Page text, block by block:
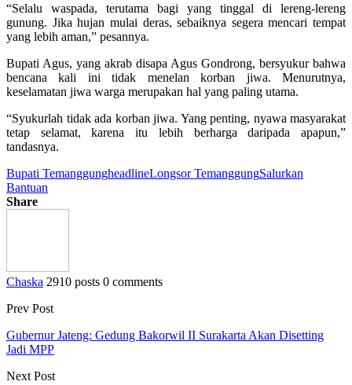
“Selalu waspada, terutama bagi yang tinggal di lereng-lereng
gunung. Jika hujan mulai deras, sebaiknya segera mencari tempat
yang lebih aman,” pesannya.
Bupati Agus, yang akrab disapa Agus Gondrong, bersyukur bahwa
bencana kali ini tidak menelan korban jiwa. Menurutnya,
keselamatan jiwa warga merupakan hal yang paling utama.
“Syukurlah tidak ada korban jiwa. Yang penting, nyawa masyarakat
tetap selamat, karena itu lebih berharga daripada apapun,”
tandasnya.
Bupati TemanggungheadlineLongsor TemanggungSalurkan
Bantuan
Share
Chaska 2910 posts 0 comments
Prev Post
Gubernur Jateng: Gedung Bakorwil II Surakarta Akan Disetting
Jadi MPP
Next Post